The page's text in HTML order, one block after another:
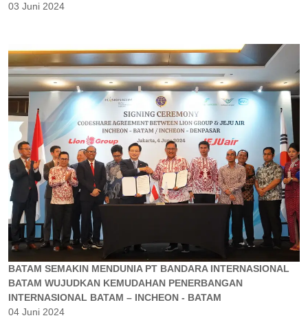
03 Juni 2024
BATAM SEMAKIN MENDUNIA PT BANDARA INTERNASIONAL
BATAM WUJUDKAN KEMUDAHAN PENERBANGAN
INTERNASIONAL BATAM – INCHEON - BATAM
04 Juni 2024